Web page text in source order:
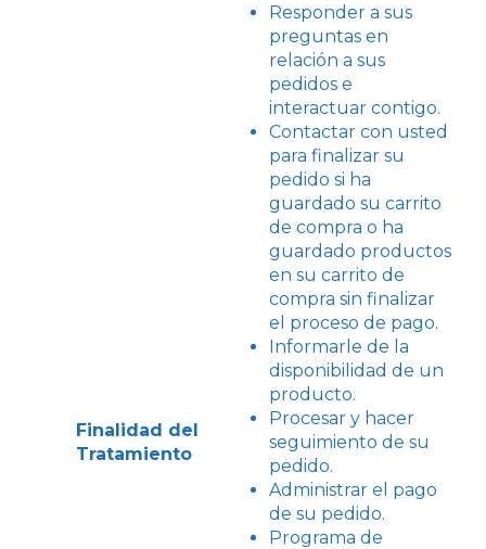
Finalidad del
Tratamiento
Responder a sus
preguntas en
relación a sus
pedidos e
interactuar contigo.
Contactar con usted
para finalizar su
pedido si ha
guardado su carrito
de compra o ha
guardado productos
en su carrito de
compra sin finalizar
el proceso de pago.
Informarle de la
disponibilidad de un
producto.
Procesar y hacer
seguimiento de su
pedido.
Administrar el pago
de su pedido.
Programa de